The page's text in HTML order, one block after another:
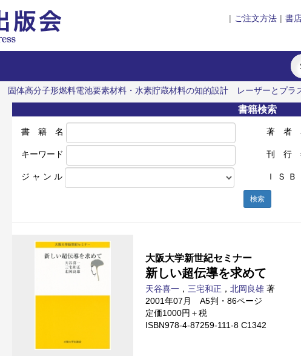
| ご注文方法 | 書
固体高分子形燃料電池要素材料・水素貯蔵材料の知的設計 レーザーとプラ
近代日本における企業家の諸系譜
書籍検索
書 籍 名 著 者
キーワード 刊 行
ジ ャ ン ル Ｉ Ｓ Ｂ
検索
大阪大学新世紀セミナー
新しい超伝導を求めて
天谷喜一 ， 三宅和正 ， 北岡良雄 著
2001年07月 A5判・86ページ
定価1000円＋税
ISBN978-4-87259-111-8 C1342